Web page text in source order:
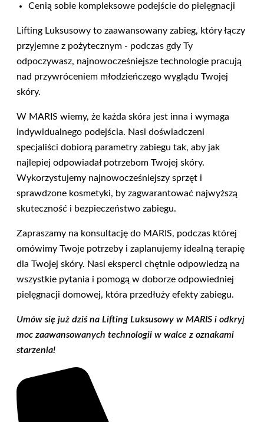
Cenią sobie kompleksowe podejście do pielęgnacji
Lifting Luksusowy to zaawansowany zabieg, który łączy
przyjemne z pożytecznym - podczas gdy Ty
odpoczywasz, najnowocześniejsze technologie pracują
nad przywróceniem młodzieńczego wyglądu Twojej
skóry.
W MARIS wiemy, że każda skóra jest inna i wymaga
indywidualnego podejścia. Nasi doświadczeni
specjaliści dobiorą parametry zabiegu tak, aby jak
najlepiej odpowiadał potrzebom Twojej skóry.
Wykorzystujemy najnowocześniejszy sprzęt i
sprawdzone kosmetyki, by zagwarantować najwyższą
skuteczność i bezpieczeństwo zabiegu.
Zapraszamy na konsultację do MARIS, podczas której
omówimy Twoje potrzeby i zaplanujemy idealną terapię
dla Twojej skóry. Nasi eksperci chętnie odpowiedzą na
wszystkie pytania i pomogą w doborze odpowiedniej
pielęgnacji domowej, która przedłuży efekty zabiegu.
Umów się już dziś na Lifting Luksusowy w MARIS i odkryj
moc zaawansowanych technologii w walce z oznakami
starzenia!